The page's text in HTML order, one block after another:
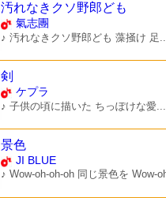
汚れなきクソ野郎ども
氣志團
♪ 汚れなきクソ野郎ども 藻掻け 足
剣
ケプラ
♪ 子供の頃に描いた ちっぽけな愛...
景色
JI BLUE
♪ Wow-oh-oh-oh 同じ景色を Wow-